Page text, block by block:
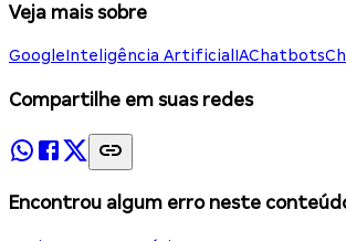
Veja mais sobre
GoogleInteligência Artificial IAChatbots
Compartilhe em suas redes
Encontrou algum erro neste